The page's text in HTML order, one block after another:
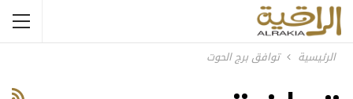
الرئيسية توافق برج الحوت